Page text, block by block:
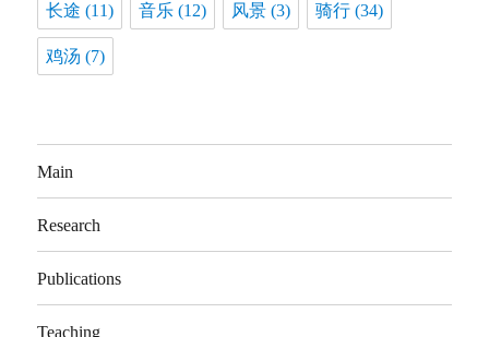
长途 (11) 音乐 (12) 风景 (3) 骑行 (34)
鸡汤 (7)
Main
Research
Publications
Teaching